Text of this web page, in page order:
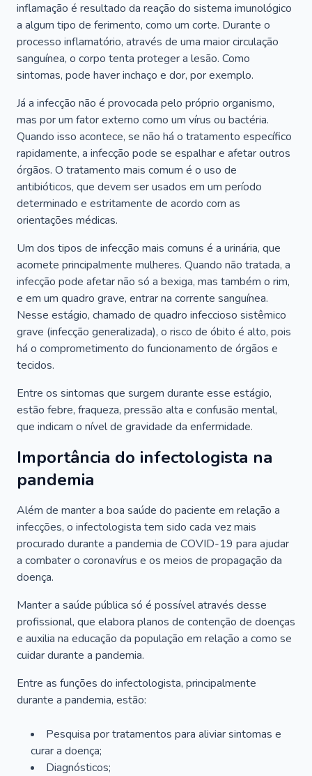
inflamação é resultado da reação do sistema imunológico
a algum tipo de ferimento, como um corte. Durante o
processo inflamatório, através de uma maior circulação
sanguínea, o corpo tenta proteger a lesão. Como
sintomas, pode haver inchaço e dor, por exemplo.
Já a infecção não é provocada pelo próprio organismo,
mas por um fator externo como um vírus ou bactéria.
Quando isso acontece, se não há o tratamento específico
rapidamente, a infecção pode se espalhar e afetar outros
órgãos. O tratamento mais comum é o uso de
antibióticos, que devem ser usados em um período
determinado e estritamente de acordo com as
orientações médicas.
Um dos tipos de infecção mais comuns é a urinária, que
acomete principalmente mulheres. Quando não tratada, a
infecção pode afetar não só a bexiga, mas também o rim,
e em um quadro grave, entrar na corrente sanguínea.
Nesse estágio, chamado de quadro infeccioso sistêmico
grave (infecção generalizada), o risco de óbito é alto, pois
há o comprometimento do funcionamento de órgãos e
tecidos.
Entre os sintomas que surgem durante esse estágio,
estão febre, fraqueza, pressão alta e confusão mental,
que indicam o nível de gravidade da enfermidade.
Importância do infectologista na
pandemia
Além de manter a boa saúde do paciente em relação a
infecções, o infectologista tem sido cada vez mais
procurado durante a pandemia de COVID-19 para ajudar
a combater o coronavírus e os meios de propagação da
doença.
Manter a saúde pública só é possível através desse
profissional, que elabora planos de contenção de doenças
e auxilia na educação da população em relação a como se
cuidar durante a pandemia.
Entre as funções do infectologista, principalmente
durante a pandemia, estão:
Pesquisa por tratamentos para aliviar sintomas e
curar a doença;
Diagnósticos;